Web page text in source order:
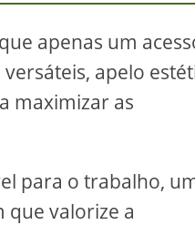
apenas um
apelo
maximizar as
para o trabalho,
que valorize a